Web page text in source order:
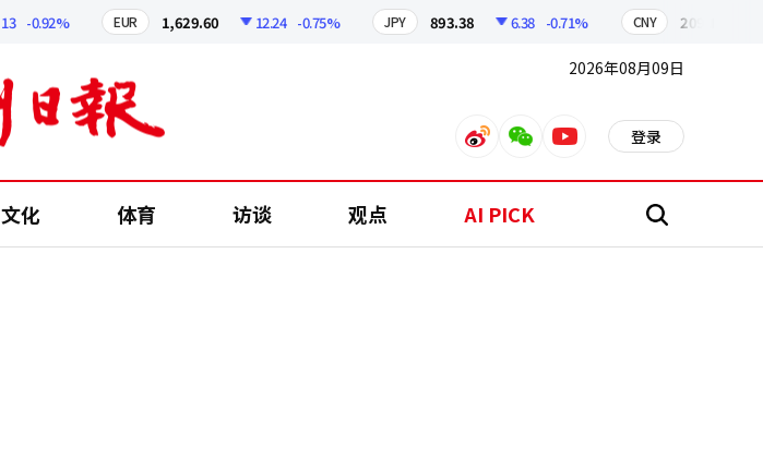
-0.92% EUR 1,629.60 12.24 -0.75% JPY 893.38 6.38 -0.71% CNY 209.17
2026年08月09日
weiboweixinyoutube 登录
文化 体育 访谈 观点 AI PICK 搜